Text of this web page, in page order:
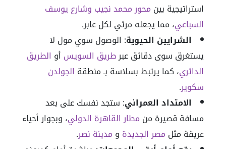
استراتيجية بين محور محمد نجيب وشارع يوسف
السباعي، مما يجعله مرئي لكل عابر.
الشرايين الحيوية: الوصول سوي مول لا
يستغرق سوى دقائق عبرطريق السويس أو الطريق
الدائري، كما يرتبط بسلاسة بـ منطقة الجولدن
سكوير.
الامتداد العمراني: ستجد نفسك على بعد
مسافة قصيرة من مطار القاهرة الدولي، وبجوار أحياء
عريقة مثل مصر الجديدة و مدينة نصر.